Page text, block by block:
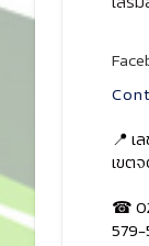
📍 เ
เขต
☎
579-